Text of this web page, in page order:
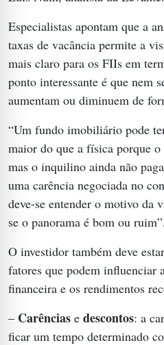
Especialistas apontam que a
taxas de vacância permite a
mais claro para os FIIs em
ponto interessante é que nem
aumentam ou diminuem de
“Um fundo imobiliário pode
maior do que a física porque o
mas o inquilino ainda não
uma carência negociada no
deve-se entender o motivo da
se o panorama é bom ou
O investidor também deve
fatores que podem influenciar
financeira e os rendimentos
– Carências e descontos: a
ficar um tempo determinado